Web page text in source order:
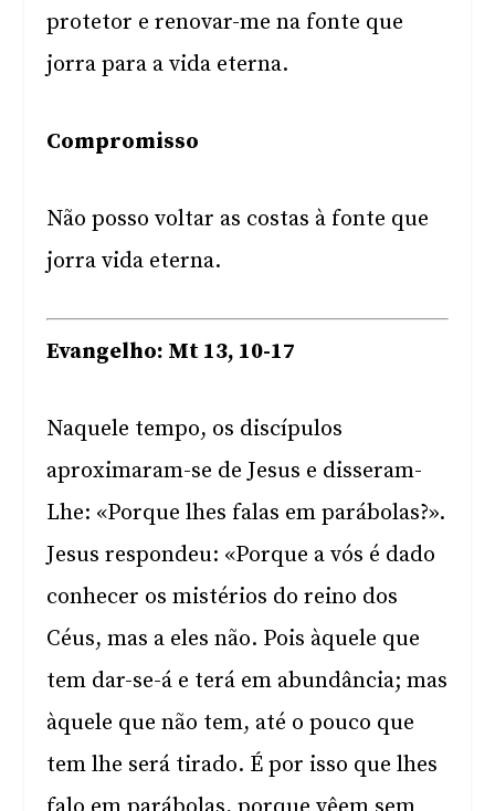
protetor e renovar-me na fonte que
jorra para a vida eterna.
Compromisso
Não posso voltar as costas à fonte que
jorra vida eterna.
Evangelho: Mt 13, 10-17
Naquele tempo, os discípulos
aproximaram-se de Jesus e disseram-
Lhe: «Porque lhes falas em parábolas?».
Jesus respondeu: «Porque a vós é dado
conhecer os mistérios do reino dos
Céus, mas a eles não. Pois àquele que
tem dar-se-á e terá em abundância; mas
àquele que não tem, até o pouco que
tem lhe será tirado. É por isso que lhes